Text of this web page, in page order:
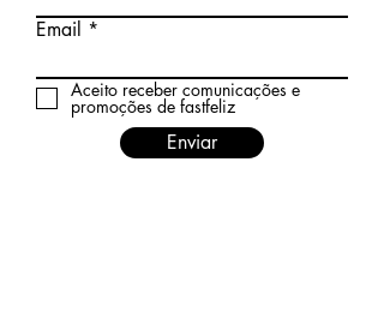
Email
Aceito receber comunicações e
promoções de fastfeliz
Enviar